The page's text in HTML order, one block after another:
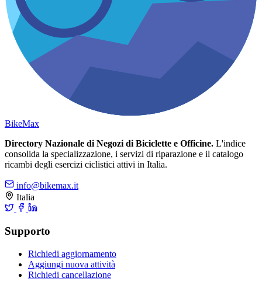
BikeMax
Directory Nazionale di Negozi di Biciclette e Officine. L'indice
consolida la specializzazione, i servizi di riparazione e il catalogo
ricambi degli esercizi ciclistici attivi in Italia.
info@bikemax.it
Italia
Supporto
Richiedi aggiornamento
Aggiungi nuova attività
Richiedi cancellazione